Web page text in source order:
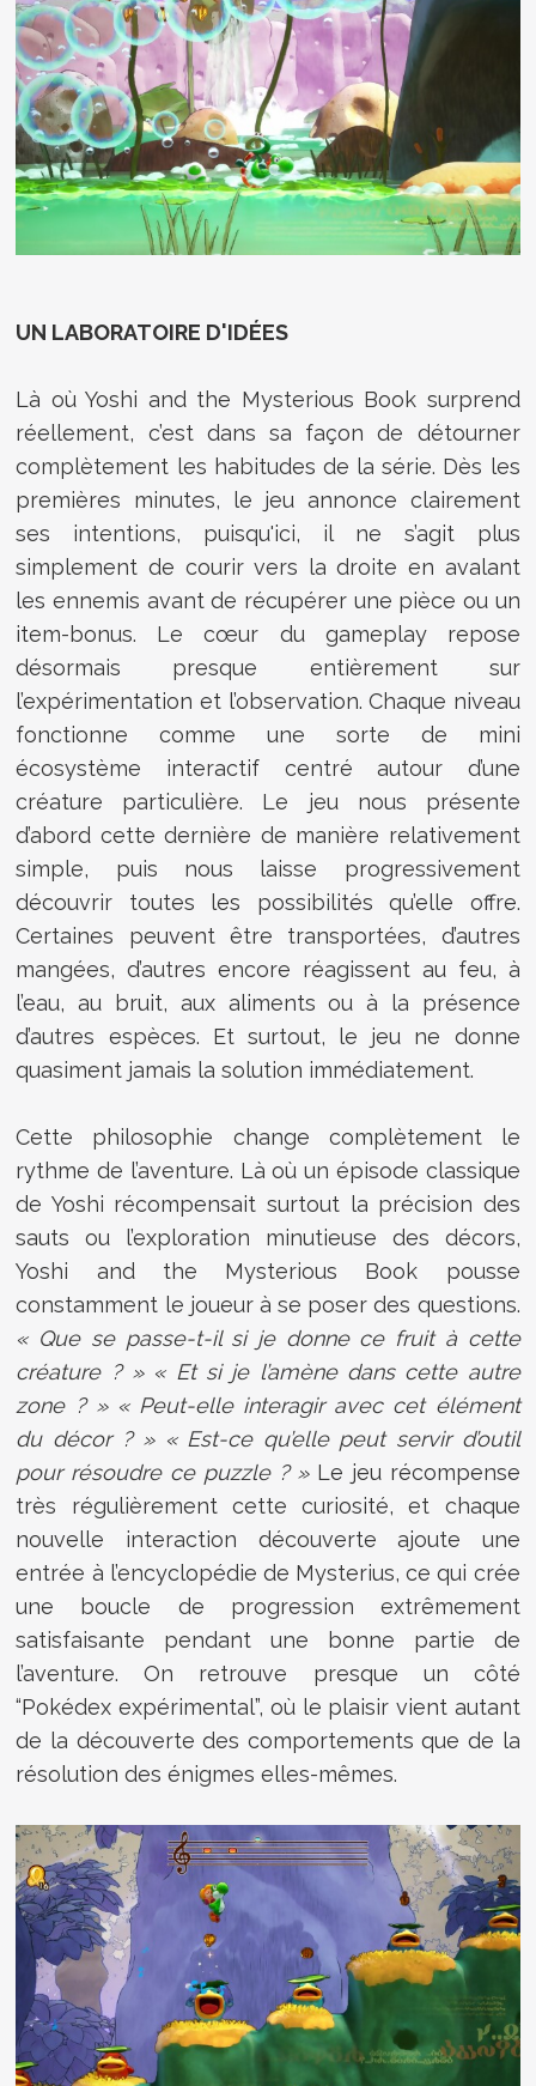
UN LABORATOIRE D'IDÉES
Là où Yoshi and the Mysterious Book surprend
réellement, c’est dans sa façon de détourner
complètement les habitudes de la série. Dès les
premières minutes, le jeu annonce clairement
ses intentions, puisqu'ici, il ne s’agit plus
simplement de courir vers la droite en avalant
les ennemis avant de récupérer une pièce ou un
item-bonus. Le cœur du gameplay repose
désormais presque entièrement sur
l’expérimentation et l’observation. Chaque niveau
fonctionne comme une sorte de mini
écosystème interactif centré autour d’une
créature particulière. Le jeu nous présente
d’abord cette dernière de manière relativement
simple, puis nous laisse progressivement
découvrir toutes les possibilités qu’elle offre.
Certaines peuvent être transportées, d’autres
mangées, d’autres encore réagissent au feu, à
l’eau, au bruit, aux aliments ou à la présence
d’autres espèces. Et surtout, le jeu ne donne
quasiment jamais la solution immédiatement.
Cette philosophie change complètement le
rythme de l’aventure. Là où un épisode classique
de Yoshi récompensait surtout la précision des
sauts ou l’exploration minutieuse des décors,
Yoshi and the Mysterious Book pousse
constamment le joueur à se poser des questions.
« Que se passe-t-il si je donne ce fruit à cette
créature ? » « Et si je l’amène dans cette autre
zone ? » « Peut-elle interagir avec cet élément
du décor ? » « Est-ce qu’elle peut servir d’outil
pour résoudre ce puzzle ? »Le jeu récompense
très régulièrement cette curiosité, et chaque
nouvelle interaction découverte ajoute une
entrée à l’encyclopédie de Mysterius, ce qui crée
une boucle de progression extrêmement
satisfaisante pendant une bonne partie de
l’aventure. On retrouve presque un côté
“Pokédex expérimental”, où le plaisir vient autant
de la découverte des comportements que de la
résolution des énigmes elles-mêmes.